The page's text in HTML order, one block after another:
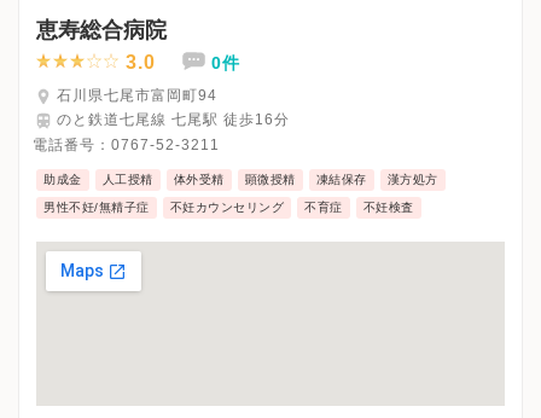
恵寿総合病院
3.0 0件
石川県七尾市富岡町94
のと鉄道七尾線 七尾駅 徒歩16分
電話番号： 0767-52-3211
助成金 人工授精 体外受精 顕微授精 凍結保存 漢方処方
男性不妊/無精子症 不妊カウンセリング 不育症 不妊検査